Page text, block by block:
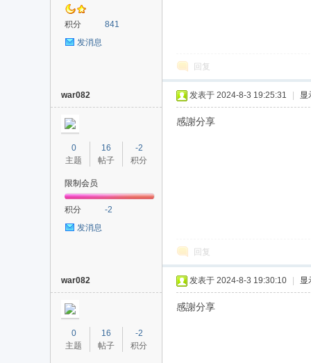
积分
841
发消息
回复
war082
0
主题
16
帖子
-2
积分
限制会员
积分
-2
发消息
发表于 2024-8-3 19:25:31 显
感謝分享
回复
war082
0
主题
16
帖子
-2
积分
发表于 2024-8-3 19:30:10 显
感謝分享